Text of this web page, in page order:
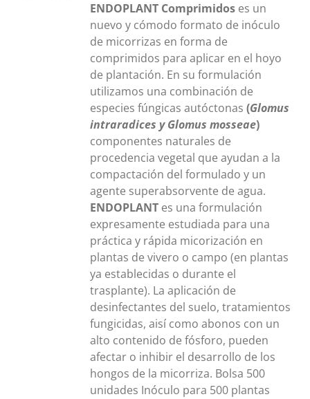
ENDOPLANT Comprimidos es un
nuevo y cómodo formato de inóculo
de micorrizas en forma de
comprimidos para aplicar en el hoyo
de plantación. En su formulación
utilizamos una combinación de
especies fúngicas autóctonas(Glomus
intraradices y Glomus mosseae)
componentes naturales de
procedencia vegetal que ayudan a la
compactación del formulado y un
agente superabsorvente de agua.
ENDOPLANT es una formulación
expresamente estudiada para una
práctica y rápida micorización en
plantas de vivero o campo (en plantas
ya establecidas o durante el
trasplante). La aplicación de
desinfectantes del suelo, tratamientos
fungicidas, aisí como abonos con un
alto contenido de fósforo, pueden
afectar o inhibir el desarrollo de los
hongos de la micorriza. Bolsa 500
unidades Inóculo para 500 plantas